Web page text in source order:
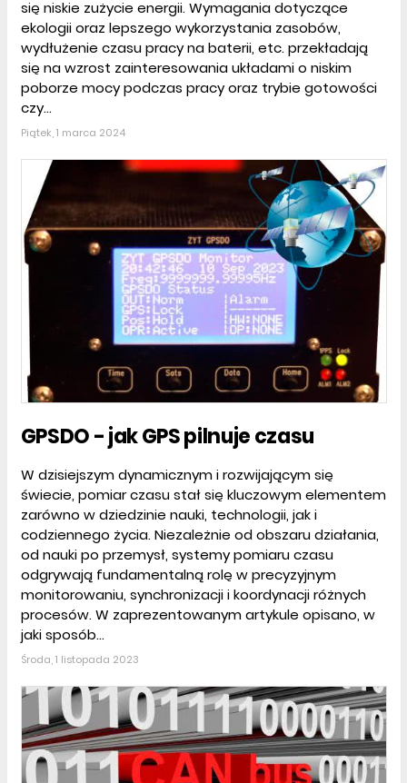
się niskie zużycie energii. Wymagania dotyczące
ekologii oraz lepszego wykorzystania zasobów,
wydłużenie czasu pracy na baterii, etc. przekładają
się na wzrost zainteresowania układami o niskim
poborze mocy podczas pracy oraz trybie gotowości
czy...
Piątek, 1 marca 2024
GPSDO - jak GPS pilnuje czasu
W dzisiejszym dynamicznym i rozwijającym się
świecie, pomiar czasu stał się kluczowym elementem
zarówno w dziedzinie nauki, technologii, jak i
codziennego życia. Niezależnie od obszaru działania,
od nauki po przemysł, systemy pomiaru czasu
odgrywają fundamentalną rolę w precyzyjnym
monitorowaniu, synchronizacji i koordynacji różnych
procesów. W zaprezentowanym artykule opisano, w
jaki sposób...
Środa, 1 listopada 2023